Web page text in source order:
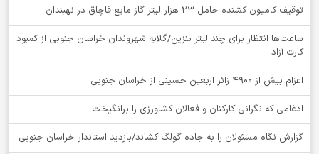
توقيف کامیون کشنده حامل 23 هزار لیتر گاز مایع قاچاق در نهبندان
ساعت‌ها انتظار برای چند لیتر بنزین/گلایه شهروندان خراسان جنوبی از کمبود
کارت آزاد
اعزام بیش از 4900 زائر اربعین حسینی از خراسان جنوبی
ادغامی که نگرانی کارکنان و فعالان کشاورزی را برانگیخت
گزارش نگاه مسئولان را به جاده گولگ کشاند/بازدید استاندار خراسان جنوبی